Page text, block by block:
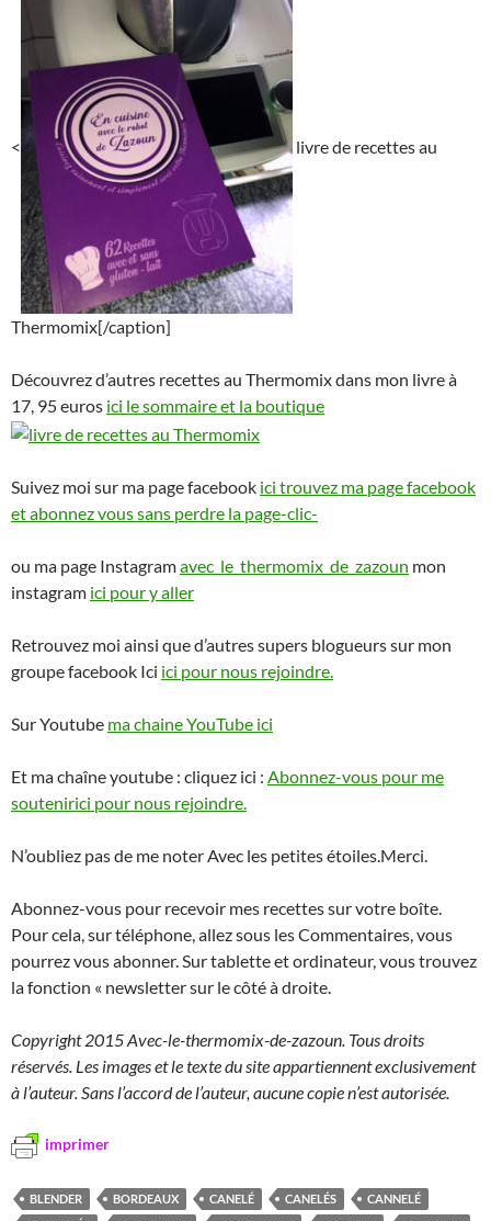
< livre de recettes au
Thermomix[/caption]
Découvrez d’autres recettes au Thermomix dans mon livre à
17, 95 euros ici le sommaire et la boutique
Suivez moi sur ma page facebook ici trouvez ma page facebook
et abonnez vous sans perdre la page-clic-
ou ma page Instagramavec_le_thermomix_de_zazoun mon
instagram ici pour y aller
Retrouvez moi ainsi que d’autres supers blogueurs sur mon
groupe facebook Ici ici pour nous rejoindre.
Sur Youtube ma chaine YouTube ici
Et ma chaîne youtube : cliquez ici : Abonnez-vous pour me
soutenirici pour nous rejoindre.
N’oubliez pas de me noter Avec les petites étoiles.Merci.
Abonnez-vous pour recevoir mes recettes sur votre boîte.
Pour cela, sur téléphone, allez sous les Commentaires, vous
pourrez vous abonner. Sur tablette et ordinateur, vous trouvez
la fonction « newsletter sur le côté à droite.
Copyright 2015 Avec-le-thermomix-de-zazoun. Tous droits
réservés. Les images et le texte du site appartiennent exclusivement
à l’auteur. Sans l’accord de l’auteur, aucune copie n’est autorisée.
imprimer
BLENDER BORDEAUX CANELÉ CANELÉS
CANNELÉ